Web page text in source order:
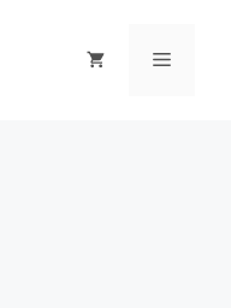
Menu